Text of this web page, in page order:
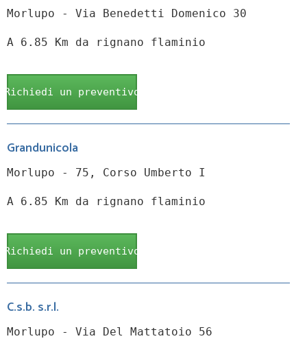
Morlupo - Via Benedetti Domenico 30
A 6.85 Km da rignano flaminio
Richiedi un preventivo
Grandunicola
Morlupo - 75, Corso Umberto I
A 6.85 Km da rignano flaminio
Richiedi un preventivo
C.s.b. s.r.l.
Morlupo - Via Del Mattatoio 56